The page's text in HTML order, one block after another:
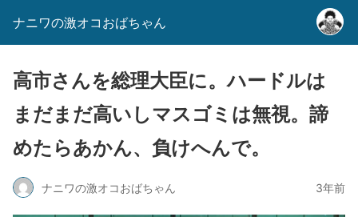
ナニワの激オコおばちゃん
高市さんを総理大臣に。ハードルは
まだまだ高いしマスゴミは無視。諦
めたらあかん、負けへんで。
ナニワの激オコおばちゃん 3年前